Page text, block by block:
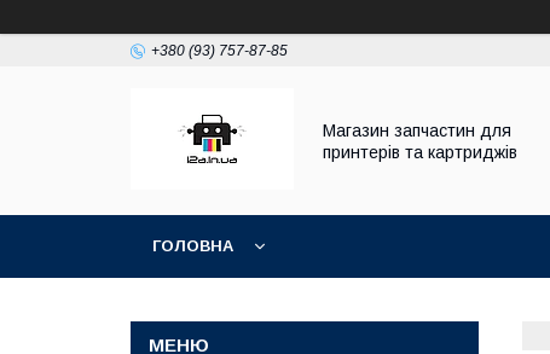
+380 (93) 757-87-85
Магазин запчастин для
принтерів та картриджів
ГОЛОВНА